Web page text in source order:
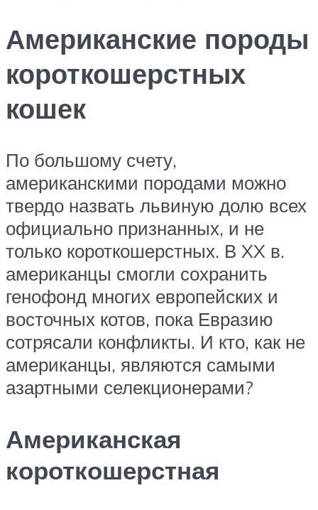
Американские породы
короткошерстных
кошек
По большому счету,
американскими породами можно
твердо назвать львиную долю всех
официально признанных, и не
только короткошерстных. В XX в.
американцы смогли сохранить
генофонд многих европейских и
восточных котов, пока Евразию
сотрясали конфликты. И кто, как не
американцы, являются самыми
азартными селекционерами?
Американская
короткошерстная